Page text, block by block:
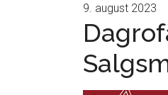
9. august 2023